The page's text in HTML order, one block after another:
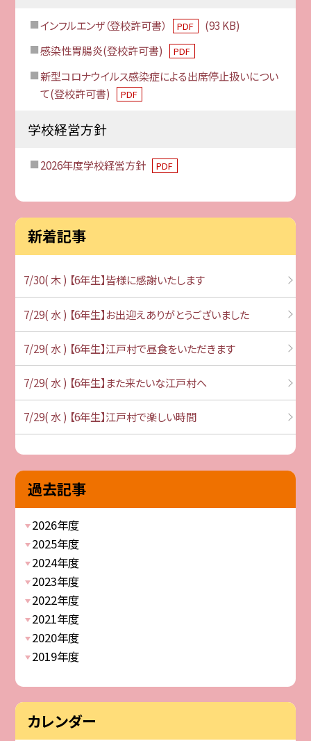
インフルエンザ（登校許可書） PDF
(93 KB)
感染性胃腸炎(登校許可書)
PDF
新型コロナウイルス感染症による出席停止扱いについ
て(登校許可書)
PDF
学校経営方針
2026年度学校経営方針 PDF
新着記事
7/30( 木 ) 【6年生】皆様に感謝いたします
7/29( 水 ) 【6年生】お出迎えありがとうございました
7/29( 水 ) 【6年生】江戸村で昼食をいただきます
7/29( 水 ) 【6年生】また来たいな江戸村へ
7/29( 水 ) 【6年生】江戸村で楽しい時間
過去記事
2026年度
2025年度
2024年度
2023年度
2022年度
2021年度
2020年度
2019年度
カレンダー